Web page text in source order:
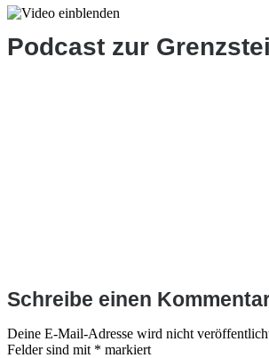
Podcast zur
Schreibe einen
Deine E-Mail-Adresse wird nicht
Felder sind mit * markiert